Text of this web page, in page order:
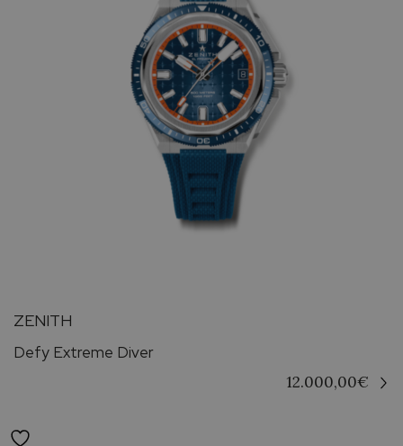
ZENITH
Defy Extreme Diver
12.000,00€